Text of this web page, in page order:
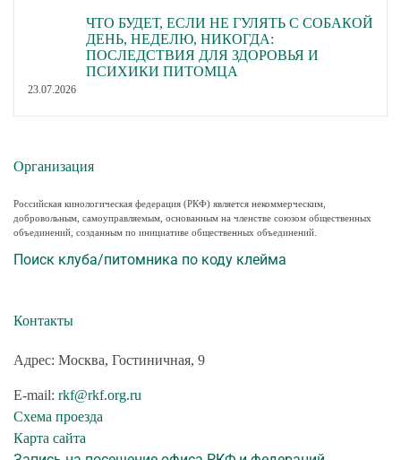
ЧТО БУДЕТ, ЕСЛИ НЕ ГУЛЯТЬ С СОБАКОЙ
ДЕНЬ, НЕДЕЛЮ, НИКОГДА:
ПОСЛЕДСТВИЯ ДЛЯ ЗДОРОВЬЯ И
ПСИХИКИ ПИТОМЦА
23.07.2026
Организация
Российская кинологическая федерация (РКФ) является некоммерческим,
добровольным, самоуправляемым, основанным на членстве союзом общественных
объединений, созданным по инициативе общественных объединений.
Поиск клуба/питомника по коду клейма
Контакты
Адрес: Москва, Гостиничная, 9
E-mail: rkf@rkf.org.ru
Схема проезда
Карта сайта